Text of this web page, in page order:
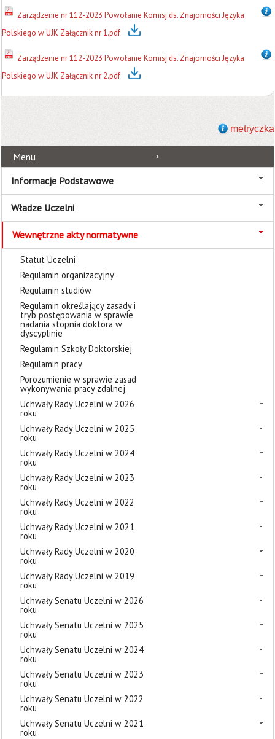
Zarządzenie nr 112-2023 Powołanie Komisj ds. Znajomości Języka
Polskiego w UJK Załącznik nr 1.pdf
Zarządzenie nr 112-2023 Powołanie Komisj ds. Znajomości Języka
Polskiego w UJK Załącznik nr 2.pdf
metryczka
Menu
Informacje Podstawowe
Władze Uczelni
Wewnętrzne akty normatywne
Statut Uczelni
Regulamin organizacyjny
Regulamin studiów
Regulamin określający zasady i
tryb postępowania w sprawie
nadania stopnia doktora w
dyscyplinie
Regulamin Szkoły Doktorskiej
Regulamin pracy
Porozumienie w sprawie zasad
wykonywania pracy zdalnej
Uchwały Rady Uczelni w 2026
roku
Uchwały Rady Uczelni w 2025
roku
Uchwały Rady Uczelni w 2024
roku
Uchwały Rady Uczelni w 2023
roku
Uchwały Rady Uczelni w 2022
roku
Uchwały Rady Uczelni w 2021
roku
Uchwały Rady Uczelni w 2020
roku
Uchwały Rady Uczelni w 2019
roku
Uchwały Senatu Uczelni w 2026
roku
Uchwały Senatu Uczelni w 2025
roku
Uchwały Senatu Uczelni w 2024
roku
Uchwały Senatu Uczelni w 2023
roku
Uchwały Senatu Uczelni w 2022
roku
Uchwały Senatu Uczelni w 2021
roku